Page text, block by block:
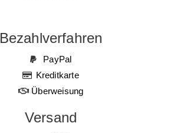
Bezahlverfahren
PayPal
Kreditkarte
Überweisung
Versand